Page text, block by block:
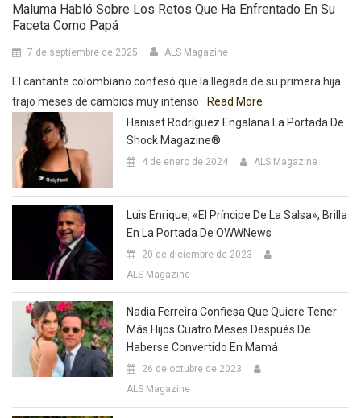
Maluma Habló Sobre Los Retos Que Ha Enfrentado En Su
Faceta Como Papá
7 de septiembre de 2025 ALS Magazine
El cantante colombiano confesó que la llegada de su primera hija
trajo meses de cambios muy intenso
Read More
Haniset Rodríguez Engalana La Portada De
Shock Magazine®
4 de enero de 2024 ALS Magazine
Luis Enrique, «El Príncipe De La Salsa», Brilla
En La Portada De OWWNews
20 de diciembre de 2023
ALS Magazine
Nadia Ferreira Confiesa Que Quiere Tener
Más Hijos Cuatro Meses Después De
Haberse Convertido En Mamá
26 de octubre de 2023
ALS Magazine